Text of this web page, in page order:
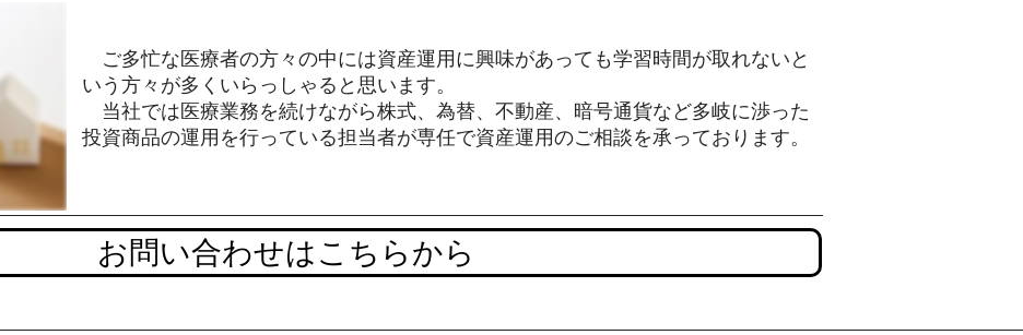
​ ご多忙な医療者の方々の中には資産運用に興味があっても学習時間が取れないと
いう方々が多くいらっしゃると思います。
当社では医療業務を続けながら株式、為替、不動産、暗号通貨など多岐に渉った
投資商品の運用を行っている担当者が専任で資産運用のご相談を承っております。
お問い合わせはこちらから